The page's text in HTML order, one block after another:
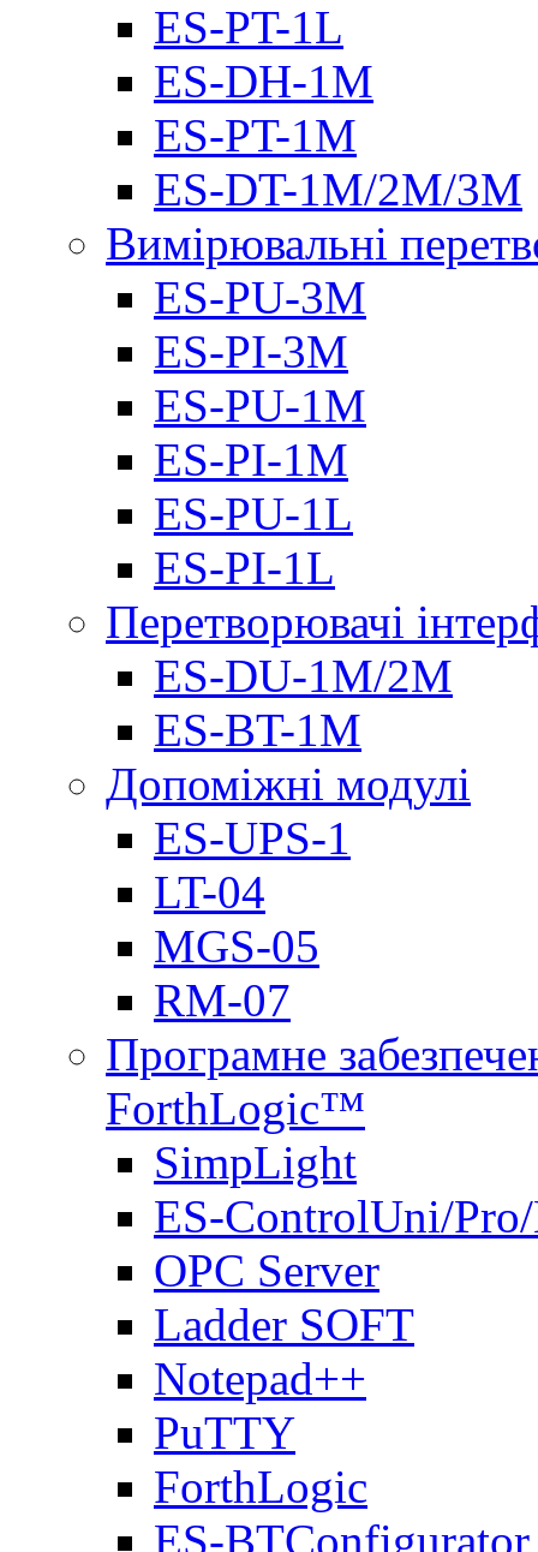
ES-PT-1L
ES-DH-1M
ES-PT-1M
ES-DT-1M/2M/3M
Вимірювальні
ES-PU-3M
ES-PI-3M
ES-PU-1M
ES-PI-1M
ES-PU-1L
ES-PI-1L
Перетворювачі
ES-DU-1M/2M
ES-BT-1M
Допоміжні модулі
ES-UPS-1
LT-04
МGS-05
RM-07
Програмне
ForthLogic™
SimpLight
ES-ControlUni/
OPC Server
Ladder SOFT
Notepad++
PuTTY
ForthLogic
ES-BTConfigurator